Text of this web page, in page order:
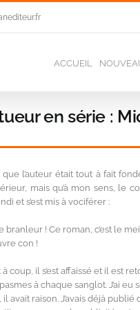
ACCUEIL
en série :
l’auteur était tout à fait
mais qu’à mon sens, le
et s’est mis à vociférer :
branleur ! Ce roman, c’est le
con !
à coup, il s’est affaissé et il est
à chaque sanglot. J’ai eu
raison. J’avais déjà